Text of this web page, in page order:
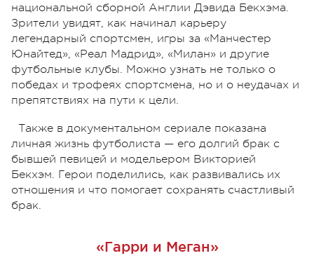
национальной сборной Англии Дэвида Бекхэма.
Зрители увидят, как начинал карьеру
легендарный спортсмен, игры за «Манчестер
Юнайтед», «Реал Мадрид», «Милан» и другие
футбольные клубы. Можно узнать не только о
победах и трофеях спортсмена, но и о неудачах и
препятствиях на пути к цели.
Также в документальном сериале показана
личная жизнь футболиста — его долгий брак с
бывшей певицей и модельером Викторией
Бекхэм. Герои поделились, как развивались их
отношения и что помогает сохранять счастливый
брак.
«Гарри и Меган»